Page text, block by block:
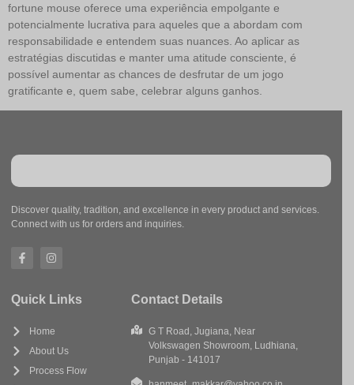
fortune mouse oferece uma experiência empolgante e
potencialmente lucrativa para aqueles que a abordam com
responsabilidade e entendem suas nuances. Ao aplicar as
estratégias discutidas e manter uma atitude consciente, é
possível aumentar as chances de desfrutar de um jogo
gratificante e, quem sabe, celebrar alguns ganhos.
Discover quality, tradition, and excellence in every product and services.
Connect with us for orders and inquiries.
Quick Links
Home
About Us
Process Flow
Contact Details
G T Road, Jugiana, Near
Volkswagen Showroom, Ludhiana,
Punjab - 141017